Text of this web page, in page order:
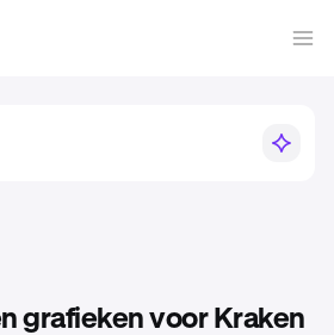
grafieken voor Kraken